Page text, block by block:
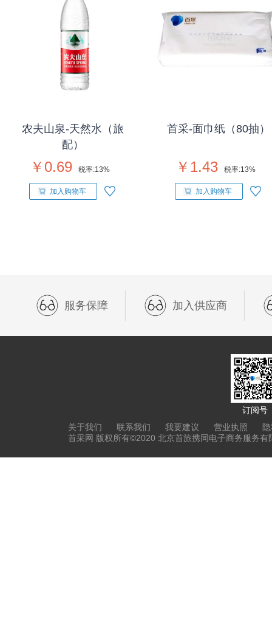
农夫山泉-天然水（旅
配）
￥0.69 税率:13%
加入购物车
首采-面巾纸（80抽）
￥1.43 税率:13%
加入购物车
服务保障 加入供应商
订阅号
关于我们
联系我们 我要建议 营业执照
首采网 版权所有©2020 北京首旅携同电子商务服务有